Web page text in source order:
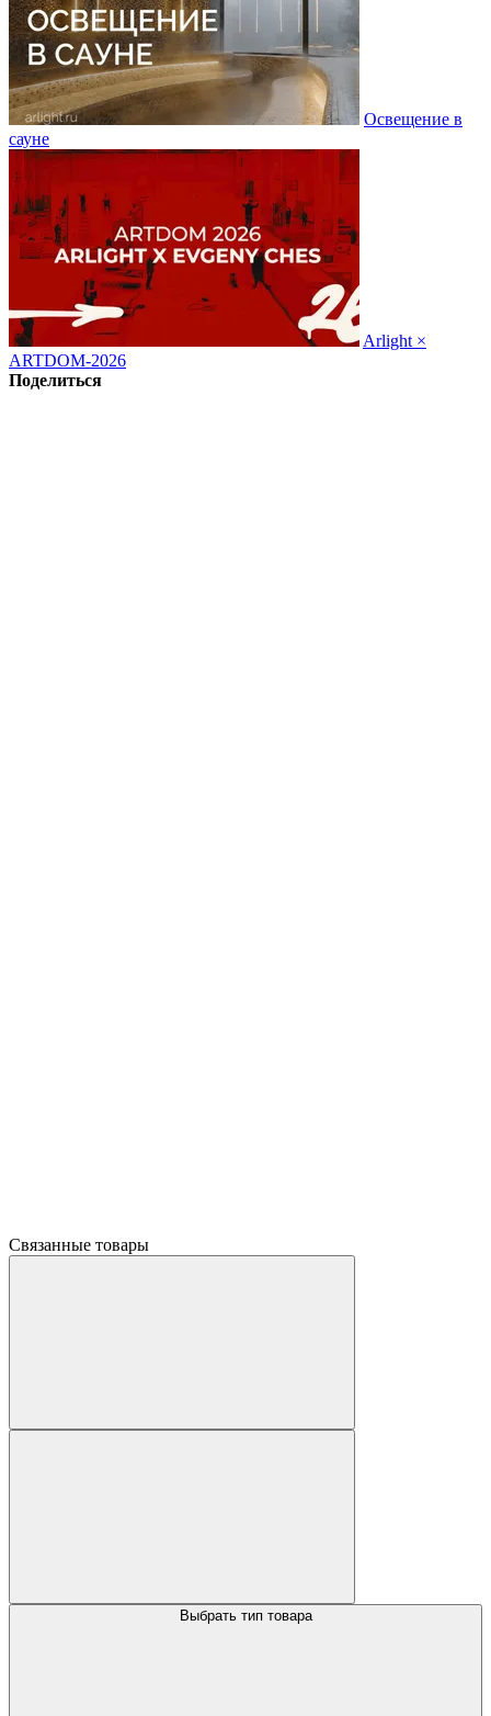
Освещение в
сауне
Arlight ×
ARTDOM-2026
Поделиться
Связанные товары
Выбрать тип товара